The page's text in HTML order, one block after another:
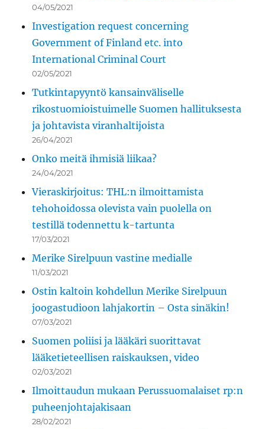
04/05/2021
Investigation request concerning
Government of Finland etc. into
International Criminal Court
02/05/2021
Tutkintapyyntö kansainväliselle
rikostuomioistuimelle Suomen hallituksesta
ja johtavista viranhaltijoista
26/04/2021
Onko meitä ihmisiä liikaa?
24/04/2021
Vieraskirjoitus: THL:n ilmoittamista
tehohoidossa olevista vain puolella on
testillä todennettu k-tartunta
17/03/2021
Merike Sirelpuun vastine medialle
11/03/2021
Ostin kaltoin kohdellun Merike Sirelpuun
joogastudioon lahjakortin – Osta sinäkin!
07/03/2021
Suomen poliisi ja lääkäri suorittavat
lääketieteellisen raiskauksen, video
02/03/2021
Ilmoittaudun mukaan Perussuomalaiset rp:n
puheenjohtajakisaan
28/02/2021